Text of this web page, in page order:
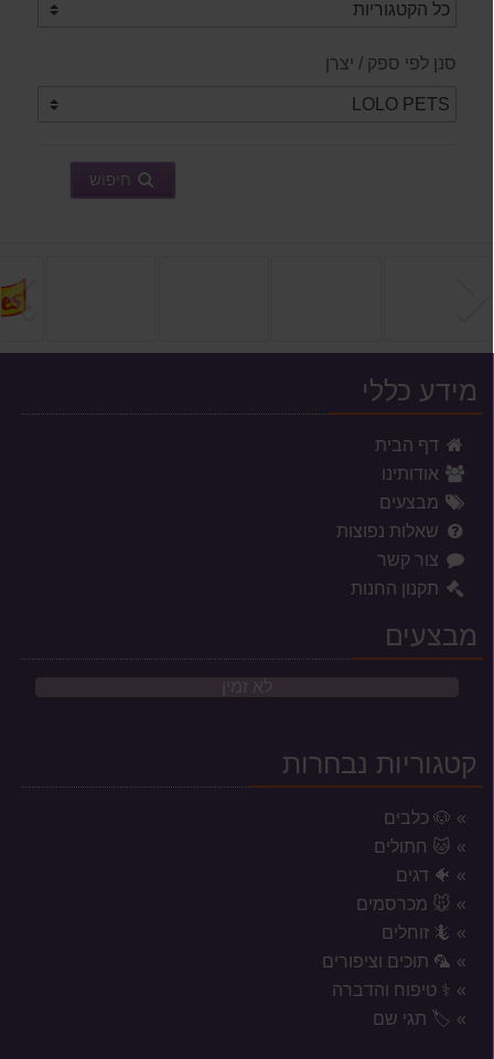
סנן לפי ספק / יצרן
חיפוש
מידע כללי
דף הבית
אודותינו
מבצעים
שאלות נפוצות
צור קשר
תקנון החנות
מבצעים
לא זמין
קטגוריות נבחרות
🐶 כלבים
🐱 חתולים
🐠 דגים
🐭 מכרסמים
🦎 זוחלים
🦜 תוכים וציפורים
⚕️ טיפוח והדברה
🏷️ תגי שם
אזורי משלוח לשקי מזון, אקווריומים